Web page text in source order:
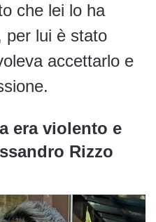
che lei lo ha
per lui è stato
accettarlo e
era violento e
Rizzo